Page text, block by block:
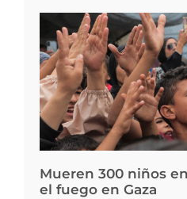
Mueren 300 niños
el fuego en Gaza